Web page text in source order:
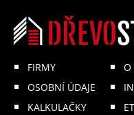
FIRMY
OSOBNÍ ÚDAJE
KALKULAČKY
O